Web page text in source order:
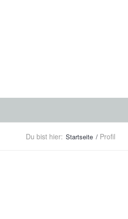
Du bist hier: Startseite / Profil